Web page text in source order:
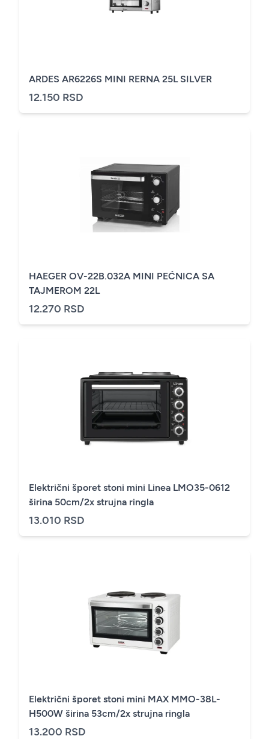
ARDES AR6226S MINI RERNA 25L SILVER
12.150 RSD
HAEGER OV-22B.032A MINI PEĆNICA SA
TAJMEROM 22L
12.270 RSD
Električni šporet stoni mini Linea LMO35-0612
širina 50cm/2x strujna ringla
13.010 RSD
Električni šporet stoni mini MAX MMO-38L-
H500W širina 53cm/2x strujna ringla
13.200 RSD